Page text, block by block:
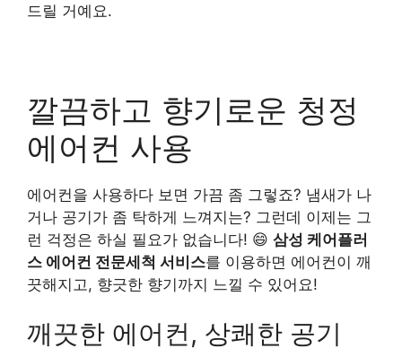
드릴 거예요.
깔끔하고 향기로운 청정
에어컨 사용
에어컨을 사용하다 보면 가끔 좀 그렇죠? 냄새가 나
거나 공기가 좀 탁하게 느껴지는? 그런데 이제는 그
런 걱정은 하실 필요가 없습니다! 😄 삼성 케어플러
스 에어컨 전문세척 서비스를 이용하면 에어컨이 깨
끗해지고, 향긋한 향기까지 느낄 수 있어요!
깨끗한 에어컨, 상쾌한 공기